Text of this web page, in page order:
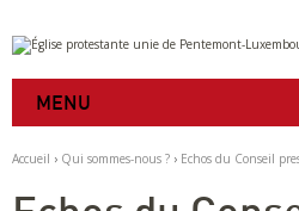
Aller
au
contenu.
à
navigation
Outils
personnels
MENU
Accueil › Qui sommes-nous ? › Echos du Conseil